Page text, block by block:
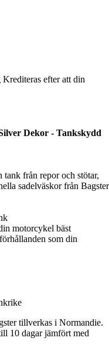
Krediteras efter att din
Dekor - Tankskydd
tank från repor och stötar,
sadelväskor från Bagster
motorcykel bäst
som din
tillverkas i Normandie.
10 dagar jämfört med